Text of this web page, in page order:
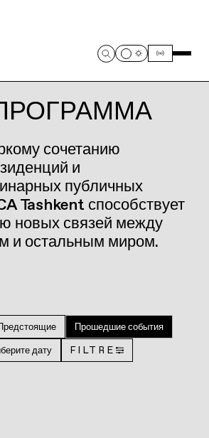
сочетанию
и
публичных
Tashkent способствует
новых связей между
и остальным миром.
Прошедшие события
дату FILTRE